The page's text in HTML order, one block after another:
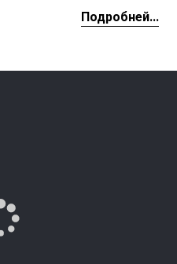
ужасами войны, которые
превращая из
ему истинную
до утра, и
ночь пройдет спокойно.
важна эта информация
Подробней...